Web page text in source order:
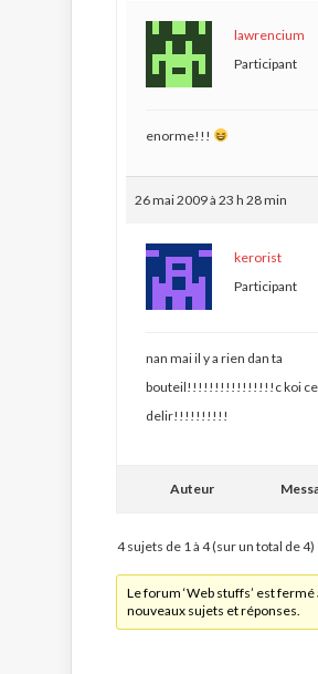
lawrencium
Participant
enorme!!!
26 mai 2009 à 23 h 28 min
kerorist
Participant
nan mai il y a rien dan ta
bouteil!!!!!!!!!!!!!!!!c koi ce
delir!!!!!!!!!!
Auteur
4 sujets de 1 à 4 (sur un total de 4)
Le forum ‘Web stuffs’ est fermé
nouveaux sujets et réponses.